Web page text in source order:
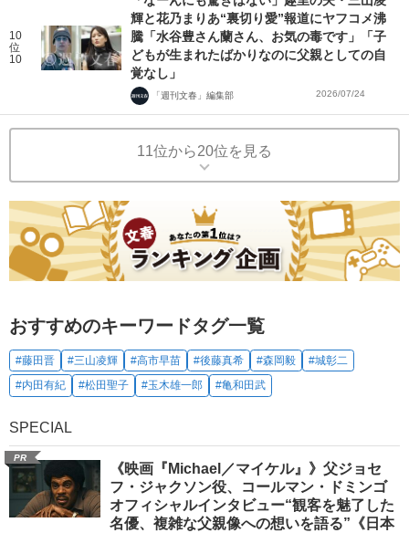
10
位
10
輝と花乃まりあ“裏切り愛”報道にヤフコメ沸
騰「水谷豊さん蘭さん、お気の毒です」「子
どもが生まれたばかりなのに父親としての自
覚なし」
「週刊文春」編集部 2026/07/24
11位から20位を見る
おすすめのキーワードタグ一覧
#藤田晋 #三山凌輝 #高市早苗 #後藤真希 #森岡毅
#城彰二
#内田有紀
#松田聖子 #玉木雄一郎 #亀和田武
SPECIAL
PR
《映画『Michael／マイケル』》父ジョセ
フ・ジャクソン役、コールマン・ドミンゴ
オフィシャルインタビュー“観客を魅了した
名優、複雑な父親像への想いを語る”《日本